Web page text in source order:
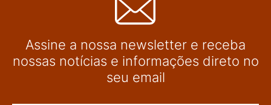
Assine a nossa newsletter e receba
nossas notícias e informações direto no
seu email